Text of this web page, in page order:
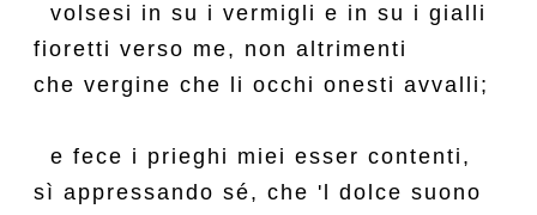
  volsesi in su i vermigli e in su i gialli
fioretti verso me, non altrimenti
che vergine che li occhi onesti avvalli;
  e fece i prieghi miei esser contenti,
sì appressando sé, che 'l dolce suono